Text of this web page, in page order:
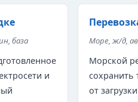
база
и
Море, ж/д,
Морской
сохранить
от